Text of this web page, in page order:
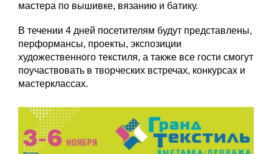
мастера по вышивке, вязанию и батику.
В течении 4 дней посетителям будут представлены,
перформансы, проекты, экспозиции
художественного текстиля, а также все гости смогут
поучаствовать в творческих встречах, конкурсах и
мастерклассах.